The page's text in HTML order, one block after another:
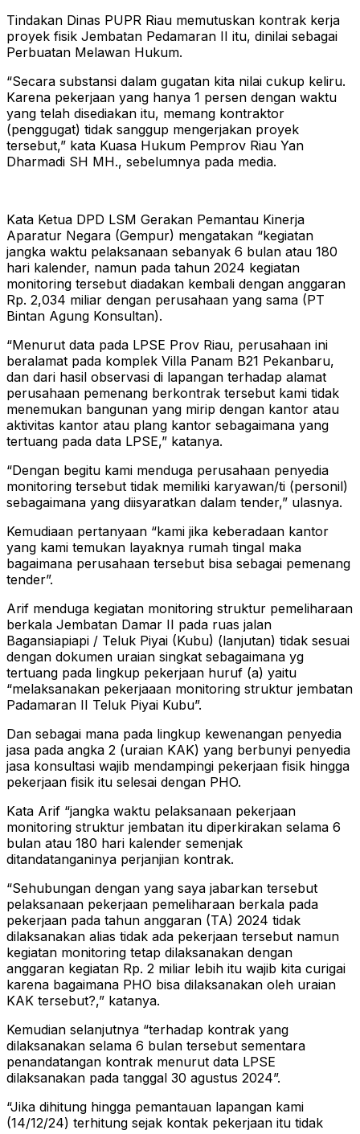
Tindakan Dinas PUPR Riau memutuskan kontrak kerja
proyek fisik Jembatan Pedamaran II itu, dinilai sebagai
Perbuatan Melawan Hukum.
“Secara substansi dalam gugatan kita nilai cukup keliru.
Karena pekerjaan yang hanya 1 persen dengan waktu
yang telah disediakan itu, memang kontraktor
(penggugat) tidak sanggup mengerjakan proyek
tersebut,” kata Kuasa Hukum Pemprov Riau Yan
Dharmadi SH MH., sebelumnya pada media.
Kata Ketua DPD LSM Gerakan Pemantau Kinerja
Aparatur Negara (Gempur) mengatakan “kegiatan
jangka waktu pelaksanaan sebanyak 6 bulan atau 180
hari kalender, namun pada tahun 2024 kegiatan
monitoring tersebut diadakan kembali dengan anggaran
Rp. 2,034 miliar dengan perusahaan yang sama (PT
Bintan Agung Konsultan).
“Menurut data pada LPSE Prov Riau, perusahaan ini
beralamat pada komplek Villa Panam B21 Pekanbaru,
dan dari hasil observasi di lapangan terhadap alamat
perusahaan pemenang berkontrak tersebut kami tidak
menemukan bangunan yang mirip dengan kantor atau
aktivitas kantor atau plang kantor sebagaimana yang
tertuang pada data LPSE,” katanya.
“Dengan begitu kami menduga perusahaan penyedia
monitoring tersebut tidak memiliki karyawan/ti (personil)
sebagaimana yang diisyaratkan dalam tender,” ulasnya.
Kemudiaan pertanyaan “kami jika keberadaan kantor
yang kami temukan layaknya rumah tingal maka
bagaimana perusahaan tersebut bisa sebagai pemenang
tender”.
Arif menduga kegiatan monitoring struktur pemeliharaan
berkala Jembatan Damar II pada ruas jalan
Bagansiapiapi / Teluk Piyai (Kubu) (lanjutan) tidak sesuai
dengan dokumen uraian singkat sebagaimana yg
tertuang pada lingkup pekerjaan huruf (a) yaitu
“melaksanakan pekerjaaan monitoring struktur jembatan
Padamaran II Teluk Piyai Kubu”.
Dan sebagai mana pada lingkup kewenangan penyedia
jasa pada angka 2 (uraian KAK) yang berbunyi penyedia
jasa konsultasi wajib mendampingi pekerjaan fisik hingga
pekerjaan fisik itu selesai dengan PHO.
Kata Arif “jangka waktu pelaksanaan pekerjaan
monitoring struktur jembatan itu diperkirakan selama 6
bulan atau 180 hari kalender semenjak
ditandatanganinya perjanjian kontrak.
“Sehubungan dengan yang saya jabarkan tersebut
pelaksanaan pekerjaan pemeliharaan berkala pada
pekerjaan pada tahun anggaran (TA) 2024 tidak
dilaksanakan alias tidak ada pekerjaan tersebut namun
kegiatan monitoring tetap dilaksanakan dengan
anggaran kegiatan Rp. 2 miliar lebih itu wajib kita curigai
karena bagaimana PHO bisa dilaksanakan oleh uraian
KAK tersebut?,” katanya.
Kemudian selanjutnya “terhadap kontrak yang
dilaksanakan selama 6 bulan tersebut sementara
penandatangan kontrak menurut data LPSE
dilaksanakan pada tanggal 30 agustus 2024”.
“Jika dihitung hingga pemantauan lapangan kami
(14/12/24) terhitung sejak kontak pekerjaan itu tidak